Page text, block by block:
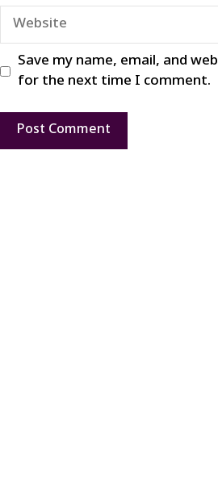
Website
Save my name, email, and
for the next time I comment.